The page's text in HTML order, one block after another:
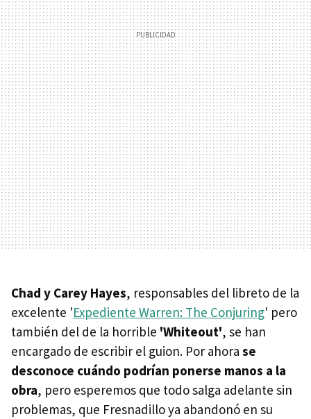
Chad y Carey Hayes, responsables del libreto de la
excelente 'Expediente Warren: The Conjuring' pero
también del de la horrible 'Whiteout', se han
encargado de escribir el guion. Por ahora se
desconoce cuándo podrían ponerse manos a la
obra, pero esperemos que todo salga adelante sin
problemas, que Fresnadillo ya abandonó en su